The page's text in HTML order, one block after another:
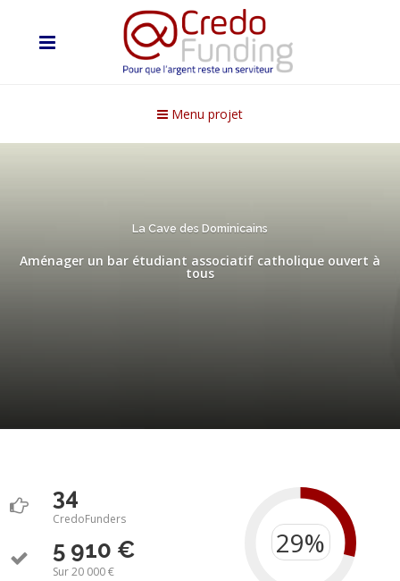
Menu projet
La Cave des Dominicains
Aménager un bar étudiant associatif catholique ouvert à
tous
34
CredoFunders
5 910 €
Sur 20 000 €